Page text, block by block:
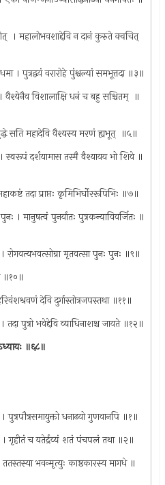
। महालोभवशाद्देवि न दानं कुरुते क्वचित्
। पुत्रद्वयं वरारोहे पुंश्चल्यां समभूत्तदा ॥३॥
। वैश्येनैव विशालाक्षि धनं च बहु सश्चितम् ‌ ॥
सति महादेवि वैश्यस्य मरणं ह्यभूत् ‌ ॥५॥
। स्वरूपं दर्शयामास तस्मै वैश्यायय भो शिवे ॥
तदा प्राप्तः कृमिभिर्घोररूपिभिः ॥७॥
। मानुषत्वं पुनर्यातः पुत्रकन्याविवर्जितः ॥
। रोगवत्यभवत्सोग्रा मृतवत्सा पुनः पुनः ॥९॥
॥१०॥
देवि दुर्गास्तोत्रजपस्तथा ॥११॥
पुत्रो भवेद्देवि व्याधिनाशश्च जायते ॥१२॥
॥६८॥
धनाढयो गुणवानपि ॥१॥
। गृहीतं च यतेर्द्रव्यं शतं पंचपलं तथा ॥२॥
भवन्मृत्युः काष्ठकारस्य मागधे ॥